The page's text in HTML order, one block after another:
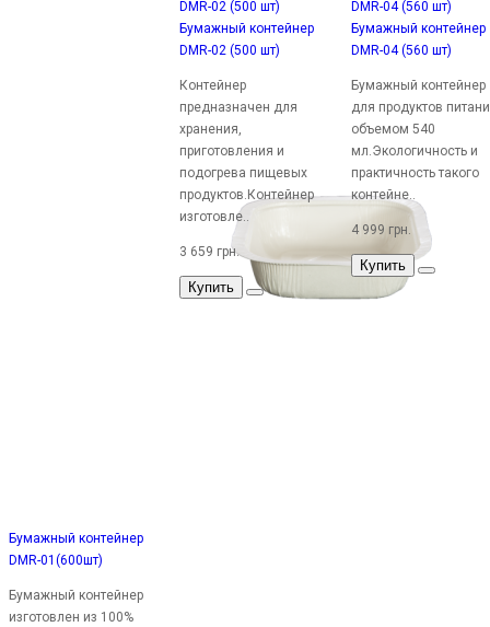
Бумажный контейнер
DMR-01(600шт)
Бумажный контейнер
изготовлен из 100%
Бумажный контейнер
DMR-02 (500 шт)
Контейнер
предназначен для
хранения,
приготовления и
подогрева пищевых
продуктов.Контейнер
изготовле..
3 659 грн.
Купить
Бумажный контейнер
DMR-04 (560 шт)
Бумажный контейнер
для продуктов
объемом 540
мл.Экологичность и
практичность такого
контейне..
4 999 грн.
Купить